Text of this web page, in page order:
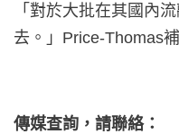
「對於大批在其國內
去。」Price-Thomas
傳媒查詢，請聯絡：